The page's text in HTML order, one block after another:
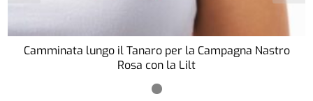
Camminata lungo il Tanaro per la Campagna Nastro
Rosa con la Lilt